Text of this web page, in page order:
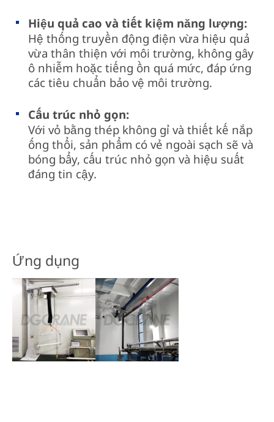
Hiệu quả cao và tiết kiệm năng lượng:
Hệ thống truyền động điện vừa hiệu quả
vừa thân thiện với môi trường, không gây
ô nhiễm hoặc tiếng ồn quá mức, đáp ứng
các tiêu chuẩn bảo vệ môi trường.
Cấu trúc nhỏ gọn:
Với vỏ bằng thép không gỉ và thiết kế nắp
ống thổi, sản phẩm có vẻ ngoài sạch sẽ và
bóng bẩy, cấu trúc nhỏ gọn và hiệu suất
đáng tin cậy.
Ứng dụng